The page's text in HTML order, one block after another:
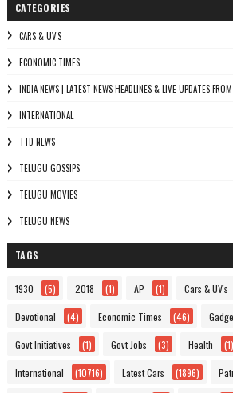
CATEGORIES
CARS & UV'S
ECONOMIC TIMES
INDIA NEWS | LATEST NEWS HEADLINES & LIVE UPDATES
INTERNATIONAL
TTD NEWS
TELUGU GOSSIPS
TELUGU MOVIES
TELUGU NEWS
TAGS
1930 (5) 2018 (1) AP (1) Cars & UV's
Devotional (4) Economic Times (46)
Govt Initiatives (1) Govt Jobs (3) Health (1)
International (10716) Latest Cars (1896)